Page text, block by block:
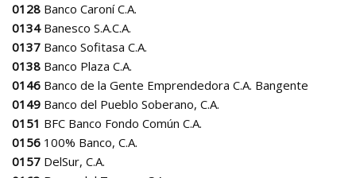
0128 Banco Caroní C.A.
0134Banesco S.A.C.A.
0137 Banco Sofitasa C.A.
0138 Banco Plaza C.A.
0146 Banco de la Gente Emprendedora C.A. Bangente
0149 Banco del Pueblo Soberano, C.A.
0151 BFC Banco Fondo Común C.A.
0156 100% Banco, C.A.
0157 DelSur, C.A.